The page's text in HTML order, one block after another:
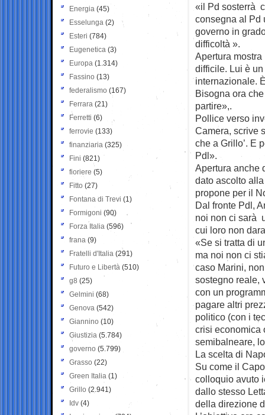
«il Pd sosterrà
consegna al Pd
governo in
difficoltà ».
Apertura
difficile. Lui è
internazionale.
Bisogna ora
partire»,.
Pollice verso
Camera, scrive
che a Grillo’. E
Pdl».
Apertura anche
dato ascolto
propone per il
Dal fronte Pdl,
noi non ci sarà
cui loro non
«Se si tratta di
ma noi non ci
caso Marini,
sostegno reale,
con un
pagare altri
politico (con i
crisi economica
semibalneare,
La scelta di
Su come il
colloquio avuto
dallo stesso
della direzione
Energia (45)
Esselunga (2)
Esteri (784)
Eugenetica (3)
Europa (1.314)
Fassino (13)
federalismo (167)
Ferrara (21)
Ferretti (6)
ferrovie (133)
finanziaria (325)
Fini (821)
fioriere (5)
Fitto (27)
Fontana di Trevi (1)
Formigoni (90)
Forza Italia (596)
frana (9)
Fratelli d'Italia (291)
Futuro e Libertà (510)
g8 (25)
Gelmini (68)
Genova (542)
Giannino (10)
Giustizia (5.784)
governo (5.799)
Grasso (22)
Green Italia (1)
Grillo (2.941)
Idv (4)